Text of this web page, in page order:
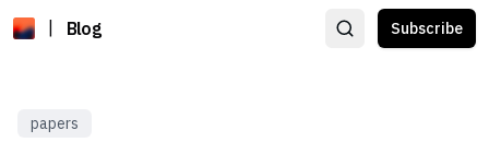
Blog Subscribe
papers